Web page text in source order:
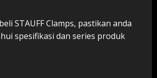
STAUFF Clamps, pastikan anda
spesifikasi dan series produk